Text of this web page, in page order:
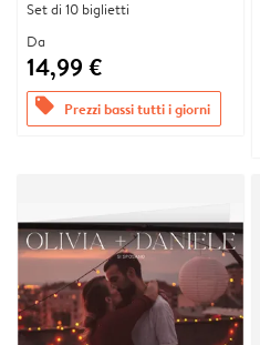
Set di 10 biglietti
Da
14,99 €
offers Prezzi bassi tutti i giorni